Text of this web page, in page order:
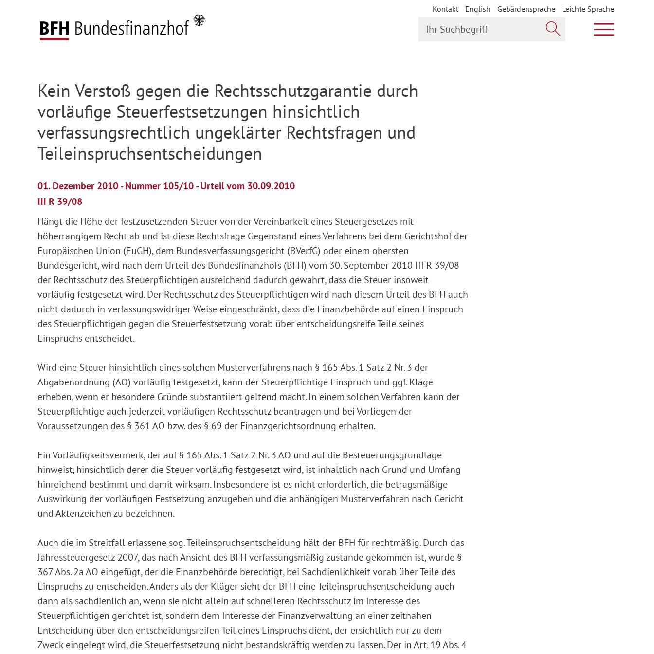
Kontakt English Gebärdensprache
Leichte Sprache
Hauptmenü
Startseite
Kein Verstoß gegen die Rechtsschutzgarantie durch
vorläufige Steuerfestsetzungen hinsichtlich
verfassungsrechtlich ungeklärter Rechtsfragen und
Teileinspruchsentscheidungen
01. Dezember 2010 - Nummer 105/10 - Urteil vom 30.09.2010
III R 39/08
Hängt die Höhe der festzusetzenden Steuer von der Vereinbarkeit eines Steuergesetzes mit
höherrangigem Recht ab und ist diese Rechtsfrage Gegenstand eines Verfahrens bei dem Gerichtshof der
Europäischen Union (EuGH), dem Bundesverfassungsgericht (BVerfG) oder einem obersten
Bundesgericht, wird nach dem Urteil des Bundesfinanzhofs (BFH) vom 30. September 2010 III R 39/08
der Rechtsschutz des Steuerpflichtigen ausreichend dadurch gewahrt, dass die Steuer insoweit
vorläufig festgesetzt wird. Der Rechtsschutz des Steuerpflichtigen wird nach diesem Urteil des BFH auch
nicht dadurch in verfassungswidriger Weise eingeschränkt, dass die Finanzbehörde auf einen Einspruch
des Steuerpflichtigen gegen die Steuerfestsetzung vorab über entscheidungsreife Teile seines
Einspruchs entscheidet.
Wird eine Steuer hinsichtlich eines solchen Musterverfahrens nach § 165 Abs. 1 Satz 2 Nr. 3 der
Abgabenordnung (AO) vorläufig festgesetzt, kann der Steuerpflichtige Einspruch und ggf. Klage
erheben, wenn er besondere Gründe substantiiert geltend macht. In einem solchen Verfahren kann der
Steuerpflichtige auch jederzeit vorläufigen Rechtsschutz beantragen und bei Vorliegen der
Voraussetzungen des § 361 AO bzw. des § 69 der Finanzgerichtsordnung erhalten.
Ein Vorläufigkeitsvermerk, der auf § 165 Abs. 1 Satz 2 Nr. 3 AO und auf die Besteuerungsgrundlage
hinweist, hinsichtlich derer die Steuer vorläufig festgesetzt wird, ist inhaltlich nach Grund und Umfang
hinreichend bestimmt und damit wirksam. Insbesondere ist es nicht erforderlich, die betragsmäßige
Auswirkung der vorläufigen Festsetzung anzugeben und die anhängigen Musterverfahren nach Gericht
und Aktenzeichen zu bezeichnen.
Auch die im Streitfall erlassene sog. Teileinspruchsentscheidung hält der BFH für rechtmäßig. Durch das
Jahressteuergesetz 2007, das nach Ansicht des BFH verfassungsmäßig zustande gekommen ist, wurde §
367 Abs. 2a AO eingefügt, der die Finanzbehörde berechtigt, bei Sachdienlichkeit vorab über Teile des
Einspruchs zu entscheiden. Anders als der Kläger sieht der BFH eine Teileinspruchsentscheidung auch
dann als sachdienlich an, wenn sie nicht allein auf schnelleren Rechtsschutz im Interesse des
Steuerpflichtigen gerichtet ist, sondern dem Interesse der Finanzverwaltung an einer zeitnahen
Entscheidung über den entscheidungsreifen Teil eines Einspruchs dient, der ersichtlich nur zu dem
Zweck eingelegt wird, die Steuerfestsetzung nicht bestandskräftig werden zu lassen. Der in Art. 19 Abs. 4